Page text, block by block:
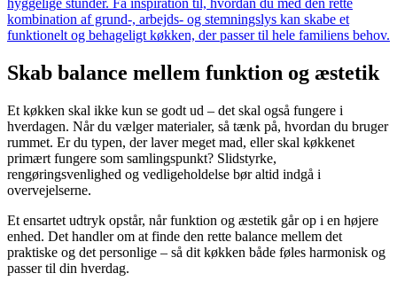
hyggelige stunder. Få inspiration til, hvordan du med den rette
kombination af grund-, arbejds- og stemningslys kan skabe et
funktionelt og behageligt køkken, der passer til hele familiens behov.
Skab balance mellem funktion og æstetik
Et køkken skal ikke kun se godt ud – det skal også fungere i
hverdagen. Når du vælger materialer, så tænk på, hvordan du bruger
rummet. Er du typen, der laver meget mad, eller skal køkkenet
primært fungere som samlingspunkt? Slidstyrke,
rengøringsvenlighed og vedligeholdelse bør altid indgå i
overvejelserne.
Et ensartet udtryk opstår, når funktion og æstetik går op i en højere
enhed. Det handler om at finde den rette balance mellem det
praktiske og det personlige – så dit køkken både føles harmonisk og
passer til din hverdag.